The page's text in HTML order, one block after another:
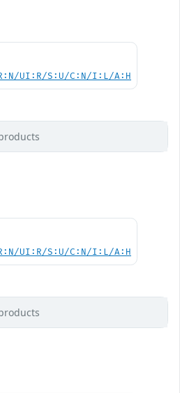
UI:R/S:U/C:N/I:L/A:H
UI:R/S:U/C:N/I:L/A:H